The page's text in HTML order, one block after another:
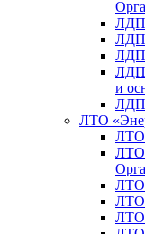
ЛДП.
ЛДП.
ЛДП.
и
ЛДП
ЛТО
ЛТО
ЛТО.
ЛТО
ЛТО
ЛТО